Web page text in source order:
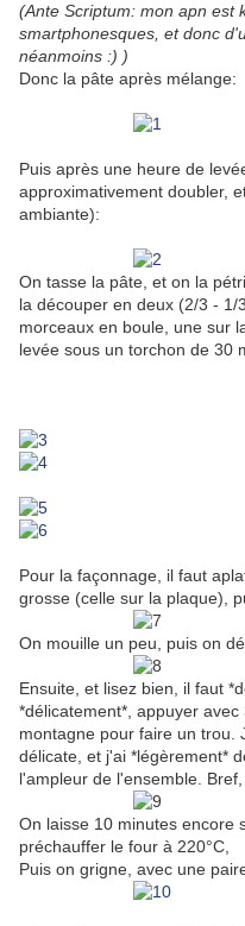
(Ante Scriptum: mon apn est
smartphonesques, et donc
néanmoins :) )
Donc la pâte après mélange:
Puis après une heure de
approximativement doubler,
ambiante):
On tasse la pâte, et on la
la découper en deux (2/3 -
morceaux en boule, une sur
levée sous un torchon de 30
Pour la façonnage, il faut
grosse (celle sur la plaque),
On mouille un peu, puis on
Ensuite, et lisez bien, il faut
*délicatement*, appuyer
montagne pour faire un trou.
délicate, et j'ai *légèrement*
l'ampleur de l'ensemble.
On laisse 10 minutes encore
préchauffer le four à 220°C,
Puis on grigne, avec une